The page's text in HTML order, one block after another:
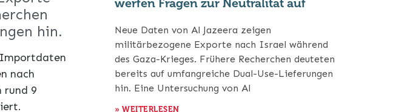
hin.
Importdaten
nach
rund 9
werfen Fragen zur Neutralität auf
Neue Daten von Al Jazeera zeigen
militärbezogene Exporte nach Israel während
des Gaza-Krieges. Frühere Recherchen deuteten
bereits auf umfangreiche Dual-Use-Lieferungen
hin. Eine Untersuchung von Al
» WEITERLESEN